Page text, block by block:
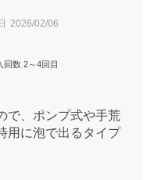
2026/02/06
回数 2～4回目
で、ポンプ式や手荒
用に泡で出るタイプ